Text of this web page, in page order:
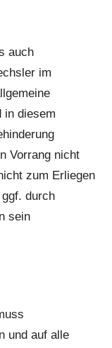
auch
im
in diesem
Vorrang nicht
zum Erliegen
durch
sein
und auf alle